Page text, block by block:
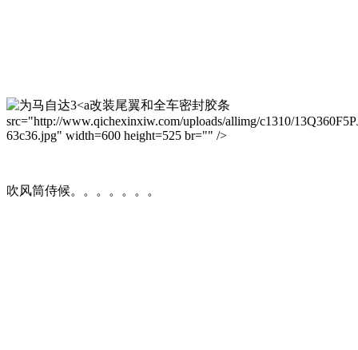
改装尾翼和全车密封胶条
src="http://www.qichexinxiw.com/uploads/allimg/c1310/
63c36.jpg" width=600 height=525 br="" />
吹风筒侍候。。。。。。。